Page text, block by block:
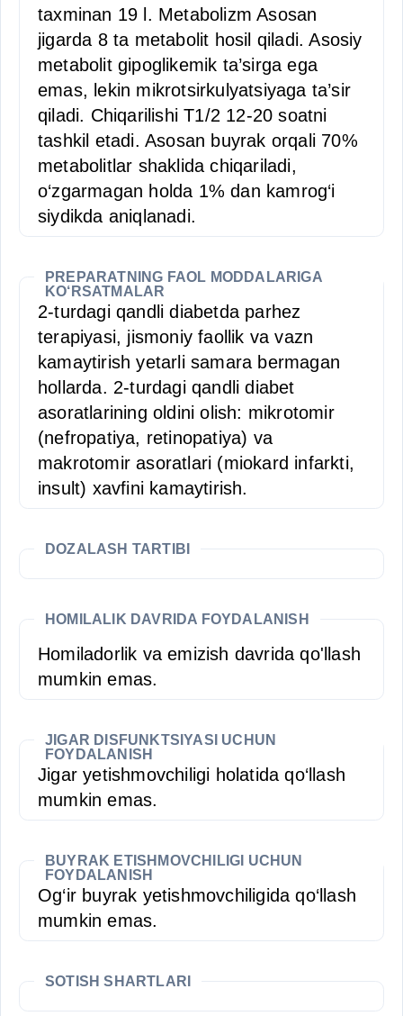
taxminan 19 l. Metabolizm Asosan
jigarda 8 ta metabolit hosil qiladi. Asosiy
metabolit gipoglikemik ta’sirga ega
emas, lekin mikrotsirkulyatsiyaga ta’sir
qiladi. Chiqarilishi T1/2 12-20 soatni
tashkil etadi. Asosan buyrak orqali 70%
metabolitlar shaklida chiqariladi,
o‘zgarmagan holda 1% dan kamrog‘i
siydikda aniqlanadi.
PREPARATNING FAOL MODDALARIGA
KO‘RSATMALAR
2-turdagi qandli diabetda parhez
terapiyasi, jismoniy faollik va vazn
kamaytirish yetarli samara bermagan
hollarda. 2-turdagi qandli diabet
asoratlarining oldini olish: mikrotomir
(nefropatiya, retinopatiya) va
makrotomir asoratlari (miokard infarkti,
insult) xavfini kamaytirish.
DOZALASH TARTIBI
HOMILALIK DAVRIDA FOYDALANISH
Homiladorlik va emizish davrida qo'llash
mumkin emas.
JIGAR DISFUNKTSIYASI UCHUN
FOYDALANISH
Jigar yetishmovchiligi holatida qo‘llash
mumkin emas.
BUYRAK ETISHMOVCHILIGI UCHUN
FOYDALANISH
Og‘ir buyrak yetishmovchiligida qo‘llash
mumkin emas.
SOTISH SHARTLARI